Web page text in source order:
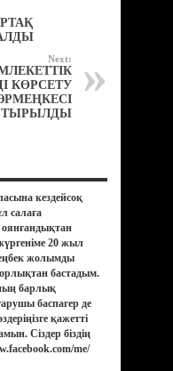
Next:
КӨРСЕТУ
кездейсоқ
салаға
20 жыл
жолымды
бастадым.
барлық
баспагер де
қажетті
Сіздер біздің
me/